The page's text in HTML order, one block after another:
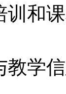
训和
教学